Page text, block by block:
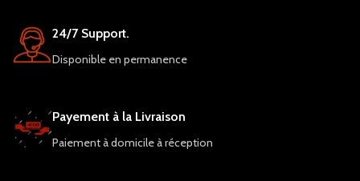
24/7 Support.
Disponible en permanence
Payement à la Livraison
Paiement à domicile à réception